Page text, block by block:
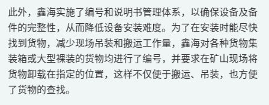
此外，鑫海实施了编号和说明书管理体系，以确保设备及备
件的完整性，从而降低设备安装难度。为了在安装时能尽快
找到货物，减少现场吊装和搬运工作量，鑫海对各种货物集
装箱或大型裸装的货物均进行了编号，并要求在矿山现场将
货物卸载在指定的位置，这样不仅便于搬运、吊装，也方便
了货物的查找。